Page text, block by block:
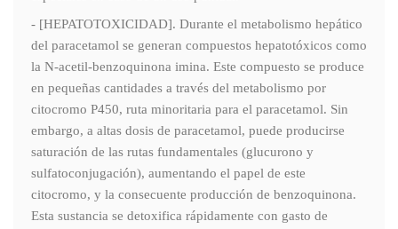
- [HEPATOTOXICIDAD]. Durante el metabolismo hepático
del paracetamol se generan compuestos hepatotóxicos como
la N-acetil-benzoquinona imina. Este compuesto se produce
en pequeñas cantidades a través del metabolismo por
citocromo P450, ruta minoritaria para el paracetamol. Sin
embargo, a altas dosis de paracetamol, puede producirse
saturación de las rutas fundamentales (glucurono y
sulfatoconjugación), aumentando el papel de este
citocromo, y la consecuente producción de benzoquinona.
Esta sustancia se detoxifica rápidamente con gasto de